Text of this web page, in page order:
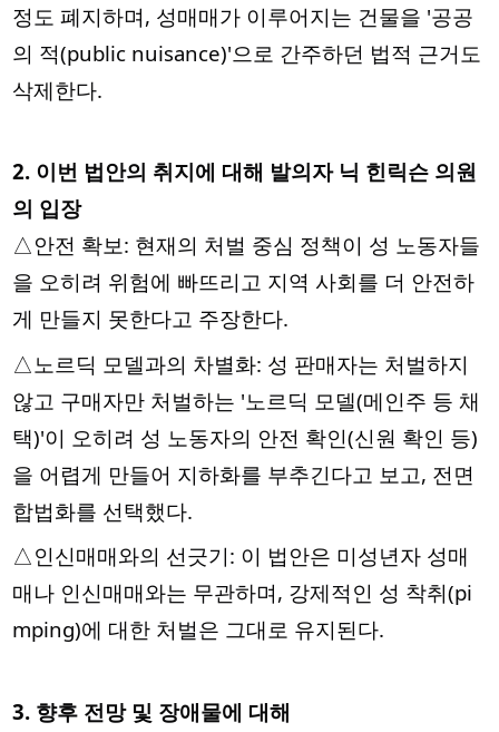
정도 폐지하며, 성매매가 이루어지는 건물을 '공공
의 적(public nuisance)'으로 간주하던 법적 근거도
삭제한다.
2. 이번 법안의 취지에 대해 발의자 닉 힌릭슨 의원
의 입장
△안전 확보: 현재의 처벌 중심 정책이 성 노동자들
을 오히려 위험에 빠뜨리고 지역 사회를 더 안전하
게 만들지 못한다고 주장한다.
△노르딕 모델과의 차별화: 성 판매자는 처벌하지
않고 구매자만 처벌하는 '노르딕 모델(메인주 등 채
택)'이 오히려 성 노동자의 안전 확인(신원 확인 등)
을 어렵게 만들어 지하화를 부추긴다고 보고, 전면
합법화를 선택했다.
△인신매매와의 선긋기: 이 법안은 미성년자 성매
매나 인신매매와는 무관하며, 강제적인 성 착취(pi
mping)에 대한 처벌은 그대로 유지된다.
3. 향후 전망 및 장애물에 대해